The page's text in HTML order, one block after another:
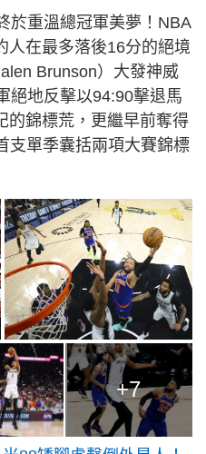
於重溫總冠軍美夢！NBA
人在最多落後16分的絕境
Brunson）大發神威
絕地反擊以94:90擊退馬
的錦標荒，更繼早前奪得
支單季囊括兩項大賽錦標
+7